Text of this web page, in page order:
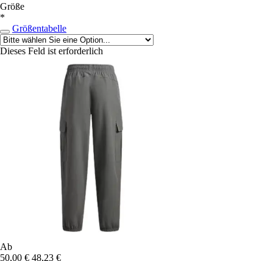
Größe
*
Größentabelle
Dieses Feld ist erforderlich
Ab
50,00 € 48,23 €